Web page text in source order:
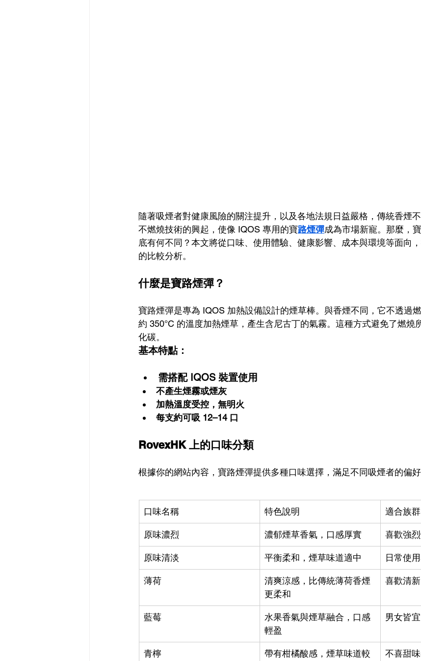
隨著吸煙者對健康風險的關注提升，以及各地法規日益嚴格，傳統香煙
不燃燒技術的興起，使像 IQOS 專用的寶路煙彈成為市場新寵。那麼，
底有何不同？本文將從口味、使用體驗、健康影響、成本與環境等面向
的比較分析。
什麼是寶路煙彈？
寶路煙彈是專為 IQOS 加熱設備設計的煙草棒。與香煙不同，它不透過
約 350°C 的溫度加熱煙草，產生含尼古丁的氣霧。這種方式避免了燃燒
化碳。
基本特點：
需搭配 IQOS 裝置使用
不產生煙霧或煙灰
加熱溫度受控，無明火
每支約可吸 12–14 口
RovexHK 上的口味分類
根據你的網站內容，寶路煙彈提供多種口味選擇，滿足不同吸煙者的偏好
口味名稱 特色說明 適合族群
原味濃烈 濃郁煙草香氣，口感厚實 喜歡強
原味清淡 平衡柔和，煙草味道適中 日常使
薄荷
清爽涼感，比傳統薄荷香煙
更柔和
喜歡清
藍莓
水果香氣與煙草融合，口感
輕盈
男女皆宜
青檸
帶有柑橘酸感，煙草味道較
不喜甜